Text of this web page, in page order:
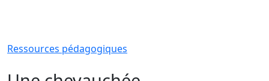
Ressources pédagogiques